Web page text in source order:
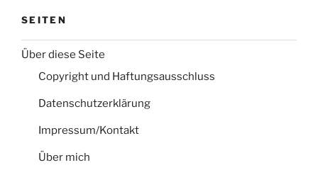
SEITEN
Über diese Seite
Copyright und Haftungsausschluss
Datenschutzerklärung
Impressum/Kontakt
Über mich